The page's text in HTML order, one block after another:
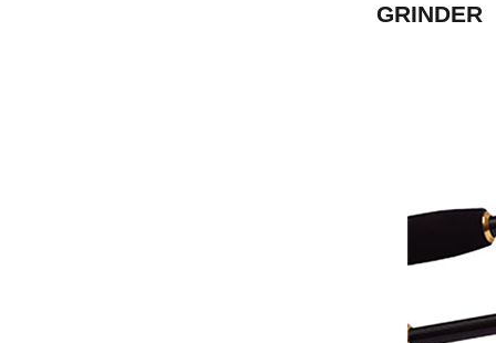
GRINDER